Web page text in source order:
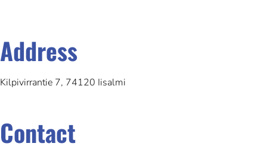
Address
Kilpivirrantie 7, 74120 Iisalmi
Contact